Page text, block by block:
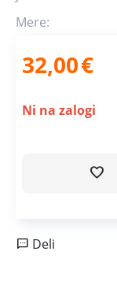
Mere:
32,00€
Ni na zalogi
Deli